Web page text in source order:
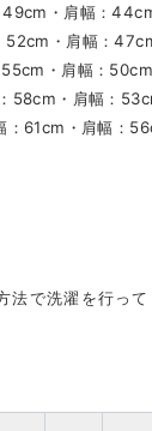
・肩幅：
52cm・肩幅：
・肩幅：
58cm・肩幅：
61cm・肩幅：
法で洗濯を行って